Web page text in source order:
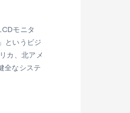
モニタ
というビジ
カ、北アメ
全なシステ